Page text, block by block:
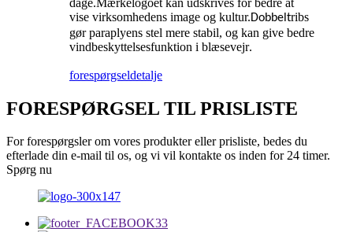
vise virksomhedens image og kultur.Dobbeltribs
gør paraplyens stel mere stabil, og kan give bedre
vindbeskyttelsesfunktion i blæsevejr.
forespørgseldetalje
FORESPØRGSEL TIL PRISLISTE
For forespørgsler om vores produkter eller prisliste, bedes du
efterlade din e-mail til os, og vi vil kontakte os inden for 24 timer.
Spørg nu